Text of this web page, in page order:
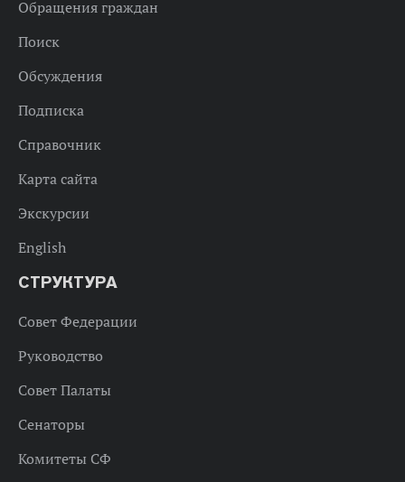
Обращения граждан
Поиск
Обсуждения
Подписка
Справочник
Карта сайта
Экскурсии
English
СТРУКТУРА
Совет Федерации
Руководство
Совет Палаты
Сенаторы
Комитеты СФ